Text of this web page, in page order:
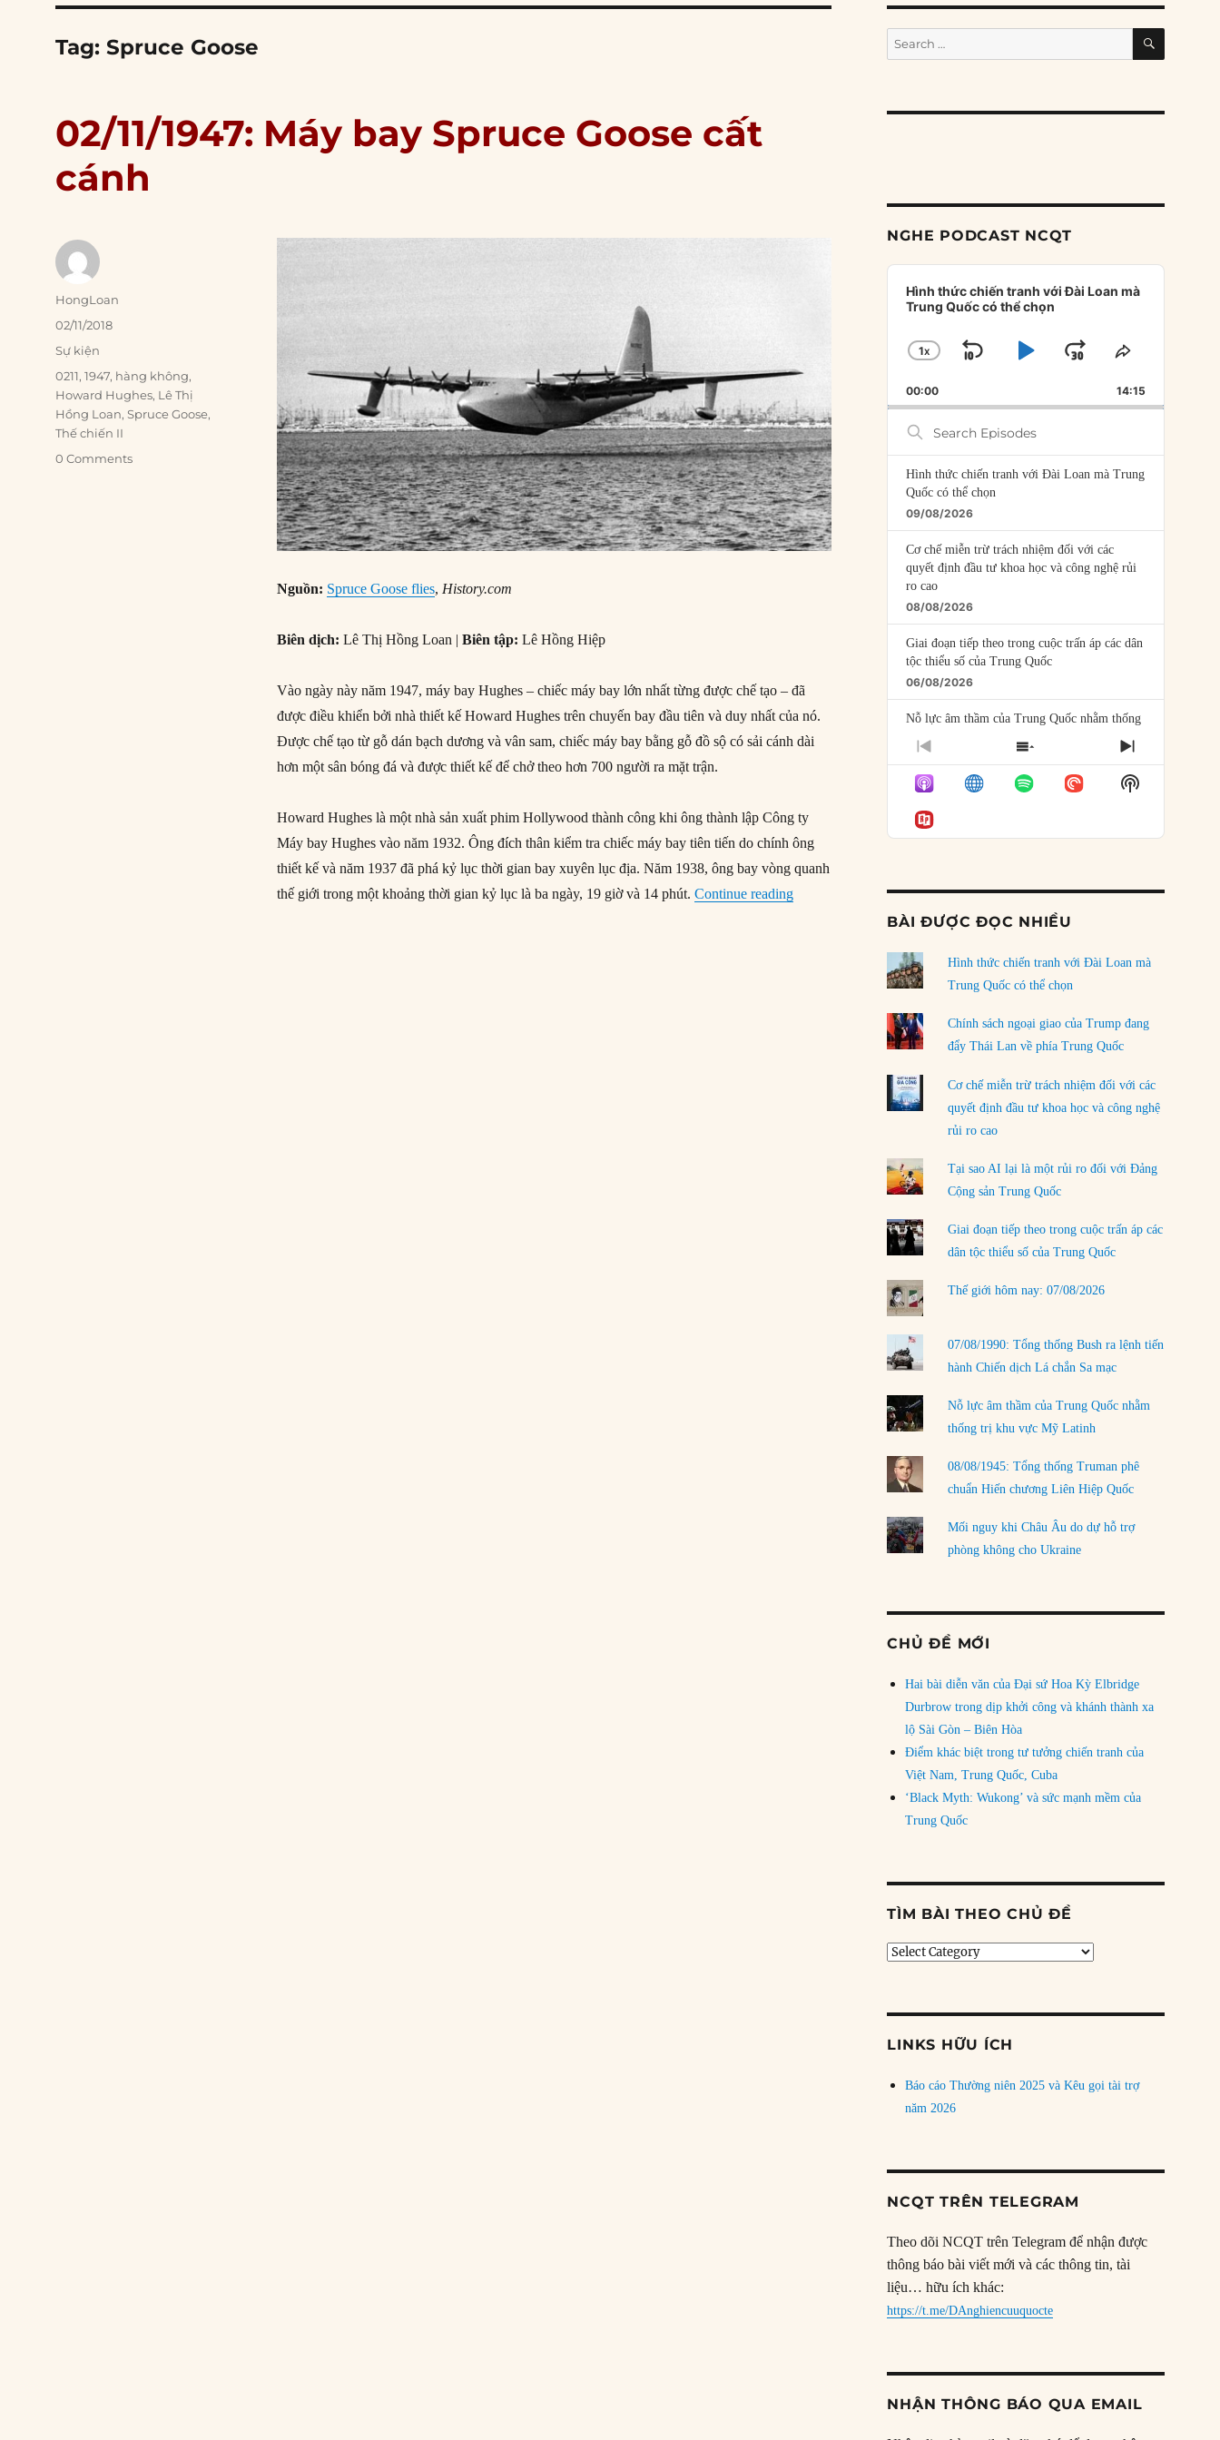
Tag:Spruce Goose
02/11/1947: Máy bay Spruce Goose cất
cánh
Nguồn: Spruce Goose flies, History.com
Biên dịch: Lê Thị Hồng Loan |Biên tập:Lê Hồng Hiệp
Vào ngày này năm 1947, máy bay Hughes – chiếc máy bay lớn nhất từng được chế tạo – đã
được điều khiển bởi nhà thiết kế Howard Hughes trên chuyến bay đầu tiên và duy nhất của nó.
Được chế tạo từ gỗ dán bạch dương và vân sam, chiếc máy bay bằng gỗ đồ sộ có sải cánh dài
hơn một sân bóng đá và được thiết kế để chở theo hơn 700 người ra mặt trận.
Howard Hughes là một nhà sản xuất phim Hollywood thành công khi ông thành lập Công ty
Máy bay Hughes vào năm 1932. Ông đích thân kiểm tra chiếc máy bay tiên tiến do chính ông
thiết kế và năm 1937 đã phá kỷ lục thời gian bay xuyên lục địa. Năm 1938, ông bay vòng quanh
thế giới trong một khoảng thời gian kỷ lục là ba ngày, 19 giờ và 14 phút.Continue reading“02/11/1947: Máy bay Spruce Goose cất cánh”
Author
HongLoan
Posted
02/11/2018
Categories
Sự kiện
Tags
0211,1947, hàng không,
Howard Hughes, Lê Thị
Hồng Loan,Spruce Goose,
Thế chiến II
0 Comments
Search
for:
SEARCH
NGHE PODCAST NCQT
Audio
Player
Hình thức chiến tranh với Đài Loan mà
Trung Quốc có thể chọn
CHANGE
RATE
1X
SKIP
BACKWARD
PLAYJUMP
FORWARD
SHARE
EPISODE
00:00 14:15
Search
Episodes
Hình thức chiến tranh với Đài Loan mà Trung
Quốc có thể chọn
09/08/2026
Cơ chế miễn trừ trách nhiệm đối với các
quyết định đầu tư khoa học và công nghệ rủi
ro cao
08/08/2026
Giai đoạn tiếp theo trong cuộc trấn áp các dân
tộc thiểu số của Trung Quốc
06/08/2026
Nỗ lực âm thầm của Trung Quốc nhằm thống
trị khu vực Mỹ Latinh
Nợ cho kẻ mộng mơ: Vốn vay chính sách và
giới hạn của việc cho startup vay vốn
05/08/2026
của phe cánh hữu mới
Ngoại trưởng Nhật Bản?
04/08/2026
Điểm mù chiến lược của Trump tại Thái Bình
Dương
Đặt cược vào thất bại: Các quỹ đầu tư mạo
hiểm quốc gia và khía cạnh chính trị của vốn
Làm thế nào để kết thúc Chiến tranh Iran?
LOAD MORE
PREVIOUS
EPISODE
SHOW
EPISODES
LIST
NEXT
EPISODE
Show
Podcast
BÀI ĐƯỢC ĐỌC NHIỀU
Hình thức chiến tranh với Đài Loan mà
Trung Quốc có thể chọn
Chính sách ngoại giao của Trump đang
đẩy Thái Lan về phía Trung Quốc
Cơ chế miễn trừ trách nhiệm đối với các
quyết định đầu tư khoa học và công nghệ
rủi ro cao
Tại sao AI lại là một rủi ro đối với Đảng
Cộng sản Trung Quốc
Giai đoạn tiếp theo trong cuộc trấn áp các
dân tộc thiểu số của Trung Quốc
Thế giới hôm nay: 07/08/2026
07/08/1990: Tổng thống Bush ra lệnh tiến
hành Chiến dịch Lá chắn Sa mạc
Nỗ lực âm thầm của Trung Quốc nhằm
thống trị khu vực Mỹ Latinh
08/08/1945: Tổng thống Truman phê
chuẩn Hiến chương Liên Hiệp Quốc
Mối nguy khi Châu Âu do dự hỗ trợ
phòng không cho Ukraine
CHỦ ĐỀ MỚI
Hai bài diễn văn của Đại sứ Hoa Kỳ Elbridge
Durbrow trong dịp khởi công và khánh thành xa
lộ Sài Gòn – Biên Hòa
Điểm khác biệt trong tư tưởng chiến tranh của
Việt Nam, Trung Quốc, Cuba
‘Black Myth: Wukong’ và sức mạnh mềm của
Trung Quốc
TÌM BÀI THEO CHỦ ĐỀ
Tìm
LINKS HỮU ÍCH
Báo cáo Thường niên 2025 và Kêu gọi tài trợ
năm 2026
NCQT TRÊN TELEGRAM
Theo dõi NCQT trên Telegram để nhận được
thông báo bài viết mới và các thông tin, tài
liệu… hữu ích khác:
https://t.me/DAnghiencuuquocte
NHẬN THÔNG BÁO QUA EMAIL